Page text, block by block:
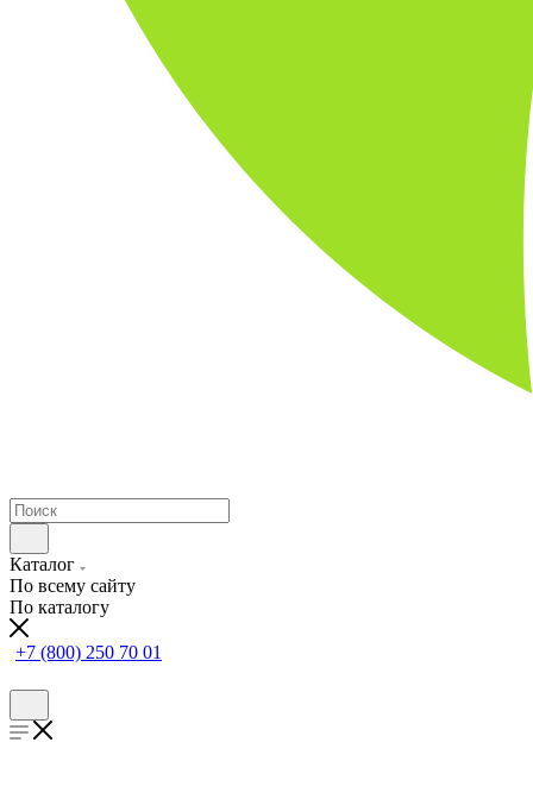
Каталог
По всему сайту
По каталогу
+7 (800) 250 70 01